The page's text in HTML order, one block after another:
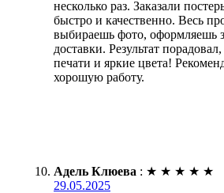
несколько раз. Заказали
быстро и качественно. Весь
выбираешь фото, оформляешь
доставки. Результат
печати и яркие цвета!
хорошую работу.
Адель Клюева : ★ ★ ★ ★ ★
29.05.2025